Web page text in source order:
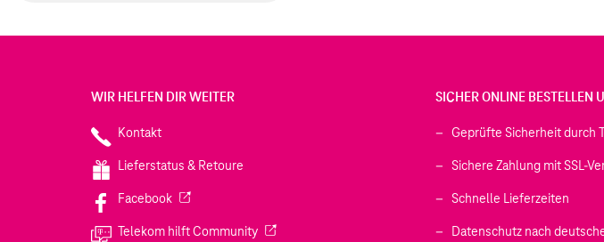
WIR HELFEN DIR WEITER
Kontakt
Lieferstatus & Retoure
Facebook(Wird in einem neuen Tab geöffnet)
Telekom hilft Community(Wird in einem neuen Tab geöffnet)
SICHER ONLINE BESTELLEN
Geprüfte Sicherheit durch
Sichere Zahlung mit SSL-
Schnelle Lieferzeiten
Datenschutz nach